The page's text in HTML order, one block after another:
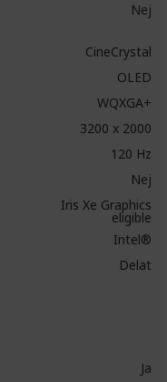
Nej
CineCrystal
OLED
WQXGA+
3200 x 2000
120 Hz
Nej
Iris Xe Graphics
eligible
Intel®
Delat
Ja